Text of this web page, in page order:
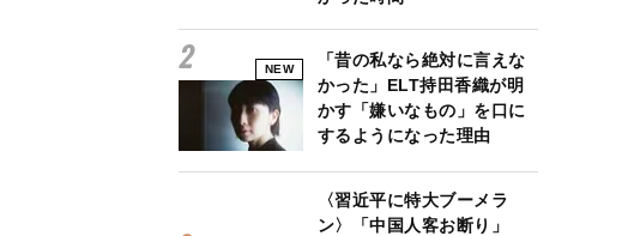
NEW
「昔の私なら絶対に言えな
かった」ELT持田香織が明
かす「嫌いなもの」を口に
するようになった理由
〈習近平に特大ブーメラ
ン〉「中国人客お断り」